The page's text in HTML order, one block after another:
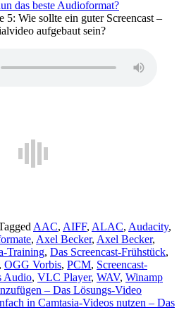
das beste Audioformat?
5: Wie sollte ein guter Screencast –
aufgebaut sein?
AAC, AIFF, ALAC, Audacity,
, Axel Becker, Axel Becker,
Training, Das Screencast-Frühstück,
, OGG Vorbis, PCM, Screencast-
Audio, VLC Player, WAV, Winamp
– Das Lösungs-Video
in Camtasia-Videos nutzen – Das